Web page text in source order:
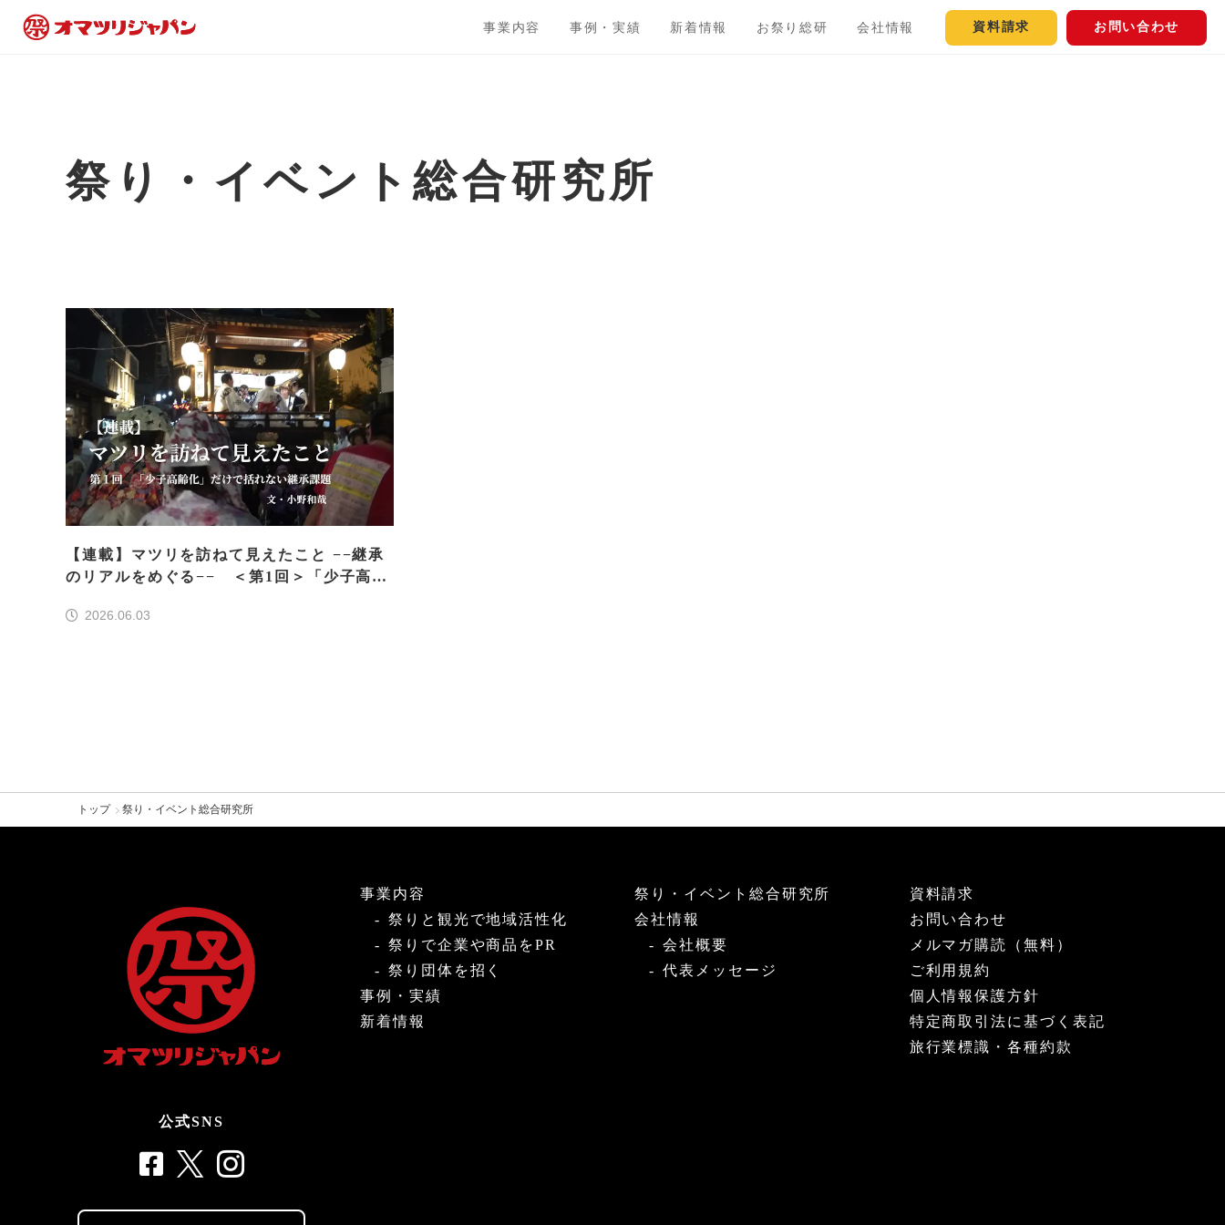
事業内容 事例・実績 新着情報 お祭り総研 会社情報 資料請求 お問い合わせ
祭り・イベント総合研究所
【連載】マツリを訪ねて見えたこと −−継承
のリアルをめぐる−− ＜第1回＞「少子高齢
2026.06.03
トップ 祭り・イベント総合研究所
公式SNS
事業内容
祭りと観光で地域活性化
祭りで企業や商品をPR
祭り団体を招く
事例・実績
新着情報
祭り・イベント総合研究所
会社情報
会社概要
代表メッセージ
資料請求
お問い合わせ
メルマガ購読（無料）
ご利用規約
個人情報保護方針
特定商取引法に基づく表記
旅行業標識・各種約款